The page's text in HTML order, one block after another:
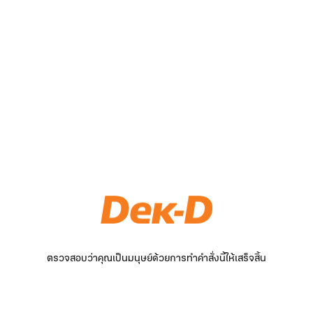
ตรวจสอบว่าคุณเป็นมนุษย์ด้วยการทำคำสั่งนี้ให้เสร็จสิ้น